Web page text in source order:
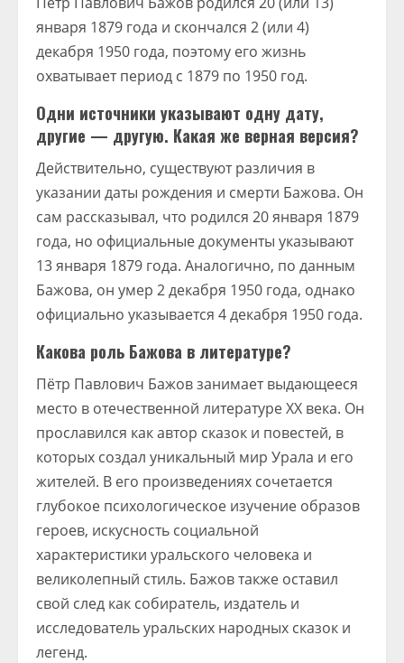
января 1879 года и скончался 2 (или 4)
декабря 1950 года, поэтому его жизнь
охватывает период с 1879 по 1950 год.
Одни источники указывают одну дату,
другие — другую. Какая же верная версия?
Действительно, существуют различия в
указании даты рождения и смерти Бажова. Он
сам рассказывал, что родился 20 января 1879
года, но официальные документы указывают
13 января 1879 года. Аналогично, по данным
Бажова, он умер 2 декабря 1950 года, однако
официально указывается 4 декабря 1950 года.
Какова роль Бажова в литературе?
Пётр Павлович Бажов занимает выдающееся
место в отечественной литературе XX века. Он
прославился как автор сказок и повестей, в
которых создал уникальный мир Урала и его
жителей. В его произведениях сочетается
глубокое психологическое изучение образов
героев, искусность социальной
характеристики уральского человека и
великолепный стиль. Бажов также оставил
свой след как собиратель, издатель и
исследователь уральских народных сказок и
легенд.